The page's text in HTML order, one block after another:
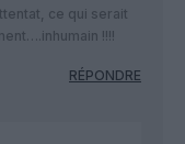
ce qui serait
!!!!
RÉPONDRE